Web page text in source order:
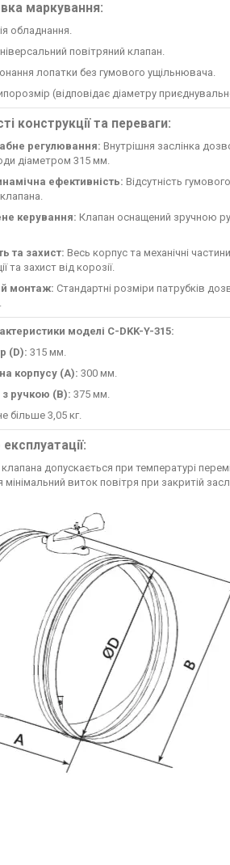
маркування:
обладнання.
повітряний клапан.
лопатки без гумового ущільнювача.
(відповідає діаметру
конструкції та переваги:
регулювання: Внутрішня заслінка
діаметром 315 мм.
ефективність: Відсутність
керування: Клапан оснащений зручною
та захист: Весь корпус та механічні
та захист від корозії.
монтаж: Стандартні розміри патрубків
моделі C-DKK-Y-315:
(D): 315 мм.
корпусу (A): 300 мм.
з ручкою (B): 375 мм.
більше 3,05 кг.
клапана допускається при температурі
мінімальний виток повітря при закритій